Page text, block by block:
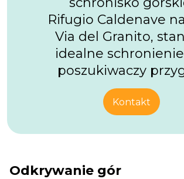
Rifugio Caldenave
Via del Granito,
idealne
poszukiwaczy
Kontakt
Odkrywanie gór